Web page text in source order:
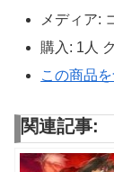
メディア:
購入 : 1人
この商品
関連記事: